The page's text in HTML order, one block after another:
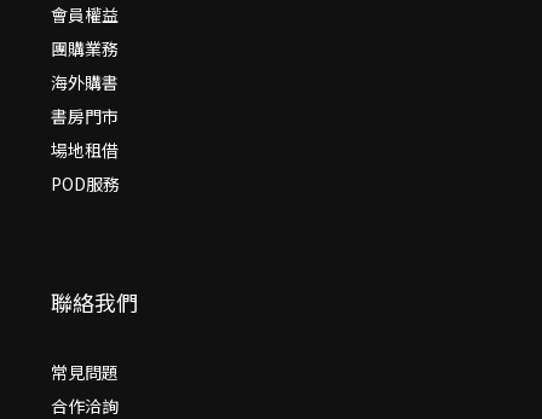
會員權益
團購業務
海外購書
書房門市
場地租借
POD服務
聯絡我們
常見問題
合作洽詢